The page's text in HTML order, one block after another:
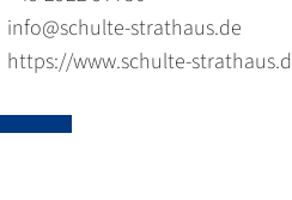
info@schulte-strathaus.de
https://www.schulte-